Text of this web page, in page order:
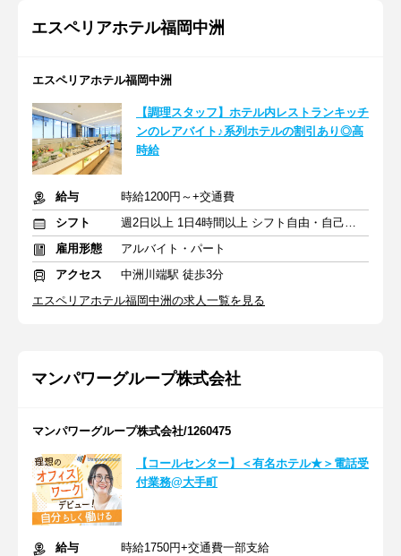
エスペリアホテル福岡中洲
エスペリアホテル福岡中洲
【調理スタッフ】ホテル内レストランキッチ
ンのレアバイト♪系列ホテルの割引あり◎高
時給
給与
時給1200円～+交通費
シフト
週2日以上 1日4時間以上 シフト自由・自己申告
雇用形態
アルバイト・パート
アクセス
中洲川端駅 徒歩3分
エスペリアホテル福岡中洲の求人一覧を見る
マンパワーグループ株式会社
マンパワーグループ株式会社/1260475
【コールセンター】＜有名ホテル★＞電話受
付業務@大手町
給与
時給1750円+交通費一部支給